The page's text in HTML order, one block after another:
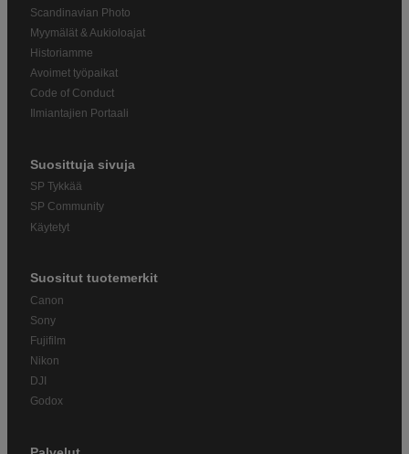
Scandinavian Photo
Myymälät & Aukioloajat
Historiamme
Avoimet työpaikat
Code of Conduct
Ilmiantajien Portaali
Suosittuja sivuja
SP Tykkää
SP Community
Käytetyt
Suositut tuotemerkit
Canon
Sony
Fujifilm
Nikon
DJI
Godox